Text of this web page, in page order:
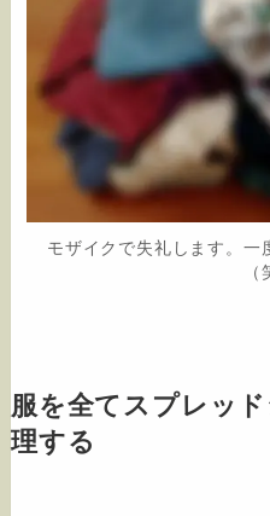
モザイクで失礼します。一
（
服を全てスプレッ
理する